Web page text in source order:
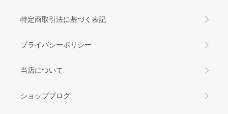
特定商取引法に基づく表記
プライバシーポリシー
当店について
ショップブログ